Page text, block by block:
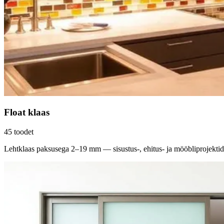
Float klaas
45 toodet
Lehtklaas paksusega 2–19 mm — sisustus-, ehitus- ja